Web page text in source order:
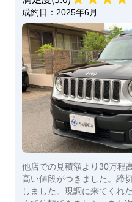
成約日： 2025年6月
他店での見積額より30万程
高い値段がつきました。締
しました。現調に来てくれ